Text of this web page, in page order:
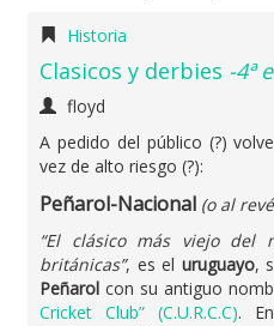
Historia
Clasicos y derbies -4ª
floyd
A pedido del público (?)
vez de alto riesgo (?):
Peñarol-Nacional (o al
“El clásico más viejo del
británicas”, es el uruguayo,
Peñarol con su antiguo
Cricket Club” (C.U.R.C.C).